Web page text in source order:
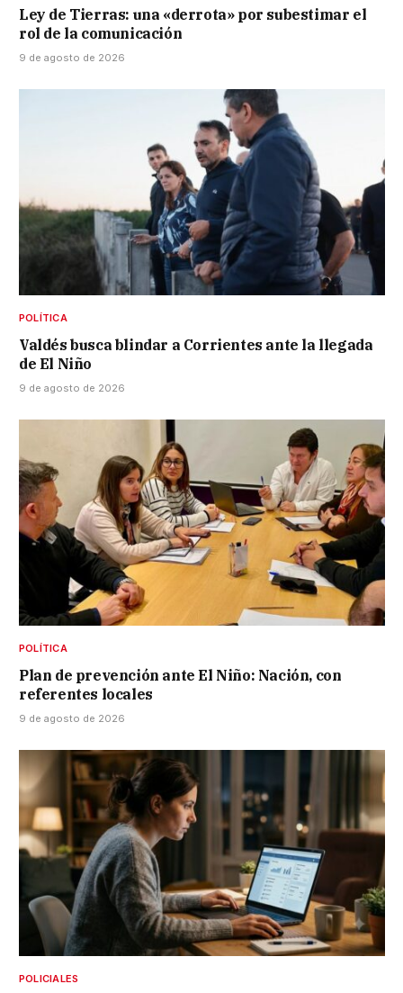
Ley de Tierras: una «derrota» por subestimar el
rol de la comunicación
9 de agosto de 2026
POLÍTICA
Valdés busca blindar a Corrientes ante la llegada
de El Niño
9 de agosto de 2026
POLÍTICA
Plan de prevención ante El Niño: Nación, con
referentes locales
9 de agosto de 2026
POLICIALES